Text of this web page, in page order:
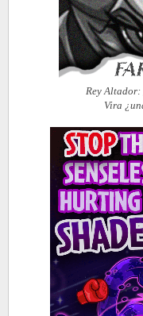
Rey Altador:
Vira